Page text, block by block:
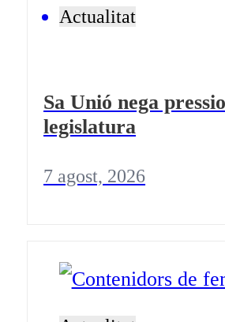
Actualitat
Sa Unió nega
legislatura
7 agost, 2026